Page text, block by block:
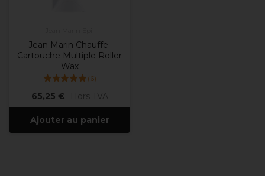
Jean Marin Chauffe-
Cartouche Multiple Roller
Wax
(6)
65,25 € Hors TVA
Ajouter au panier